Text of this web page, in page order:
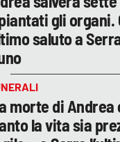
gli organi.
saluto a
morte di
la vita sia